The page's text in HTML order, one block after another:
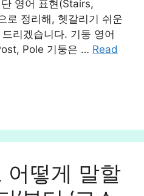
영어 표현(Stairs,
로 정리해, 헷갈리기 쉬운
리겠습니다. 기둥 영어
Pole 기둥은 … Read
어떻게 말할